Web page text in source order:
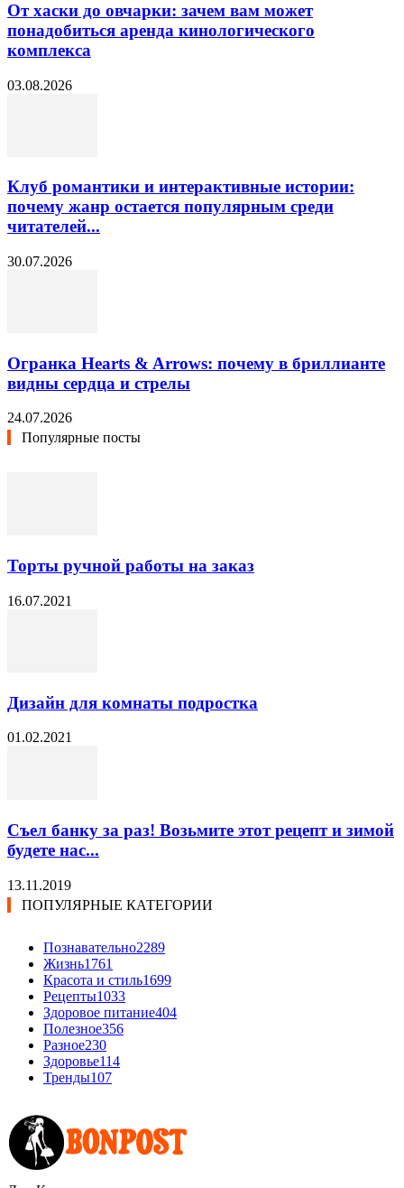
От хаски до овчарки: зачем вам может
понадобиться аренда кинологического
комплекса
03.08.2026
Клуб романтики и интерактивные истории:
почему жанр остается популярным среди
читателей...
30.07.2026
Огранка Hearts & Arrows: почему в бриллианте
видны сердца и стрелы
24.07.2026
Популярные посты
Торты ручной работы на заказ
16.07.2021
Дизайн для комнаты подростка
01.02.2021
Съел банку за раз! Возьмите этот рецепт и зимой
будете нас...
13.11.2019
ПОПУЛЯРНЫЕ КАТЕГОРИИ
Познавательно2289
Жизнь1761
Красота и стиль1699
Рецепты1033
Здоровое питание404
Полезное356
Разное230
Здоровье114
Тренды107